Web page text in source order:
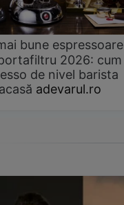
bune espressoare
2026: cum
de nivel barista
adevarul.ro